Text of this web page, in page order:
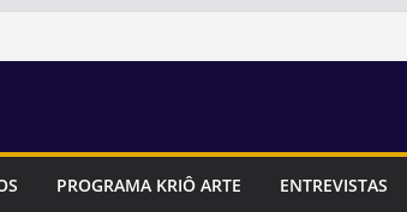
PROGRAMA KRIÔ ARTE ENTREVISTAS